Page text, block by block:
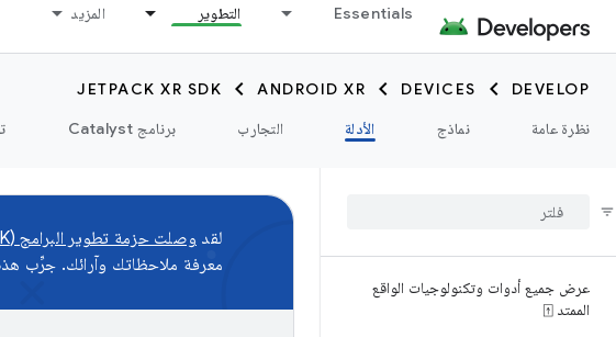
Essentials التطوير المزيد
DEVELOP
DEVICES
ANDROID XR
JETPACK XR SDK
نظرة عامة
نماذج الأدلة التجارب برنامج Catalyst
عرض جميع أدوات وتكنولوجيات الواقع
الممتد ⍐
لقد وصلت حزمة تطوير البرامج (SDK) لمنصة Android XR إلى الإصدار الرابع من &quot;معاينة المطوّر&quot;
معرفة ملاحظاتك وآرائك. جرِّب هذه